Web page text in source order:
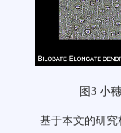
图3 小
基于本文的研